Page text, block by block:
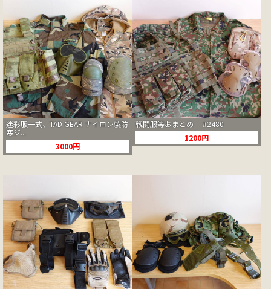
迷彩服一式、TAD GEAR ナイロン製防
寒ジ...
3000円
戦闘服等おまとめ #2480
1200円